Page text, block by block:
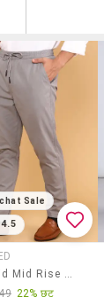
Sale
4.5
Men Solid Mid Rise Regular Fit Flat Front Trouser
22% छूट